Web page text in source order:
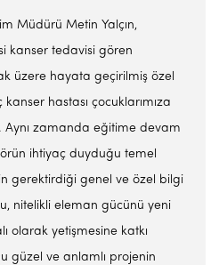
Müdürü Metin Yalçın,
kanser tedavisi gören
üzere hayata geçirilmiş özel
hastası çocuklarımıza
Aynı zamanda eğitime devam
ihtiyaç duyduğu temel
gerektirdiği genel ve özel bilgi
nitelikli eleman gücünü yeni
olarak yetişmesine katkı
güzel ve anlamlı projenin